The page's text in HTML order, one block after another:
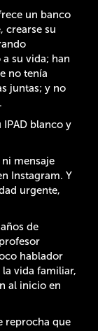
un banco
crearse su
su vida; han
no tenía
juntas; y no
blanco y
ni mensaje
Instagram. Y
urgente,
de
hablador
vida familiar,
al inicio en
reprocha que